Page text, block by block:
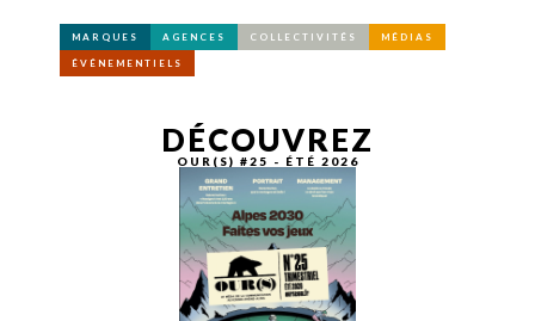
MARQUES AGENCES COLLECTIVITÉS MÉDIAS
ÉVÉNEMENTIELS
DÉCOUVREZ
OUR(S) #25 - ÉTÉ 2026